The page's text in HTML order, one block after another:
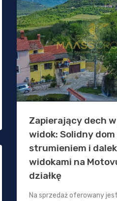
Zapierający dech
widok: Solidny dom
strumieniem i
widokami na
działkę
Na sprzedaż oferowany